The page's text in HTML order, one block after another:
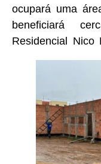
ocupará uma
beneficiará
Residencial Nico